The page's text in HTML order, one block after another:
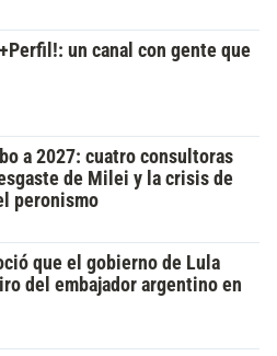
un canal con gente que
a 2027: cuatro consultoras
de Milei y la crisis de
peronismo
que el gobierno de Lula
del embajador argentino en